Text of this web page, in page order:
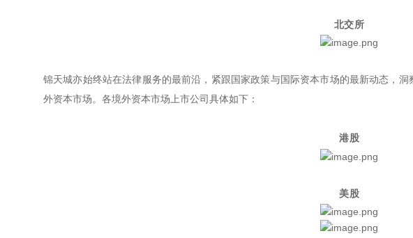
北交所
锦天城亦始终站在法律服务的最前沿，紧跟国家政策与国际资本市场的最新动态，
外资本市场。各境外资本市场上市公司具体如下：
港股
美股